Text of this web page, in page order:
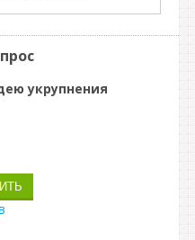
укрупнения